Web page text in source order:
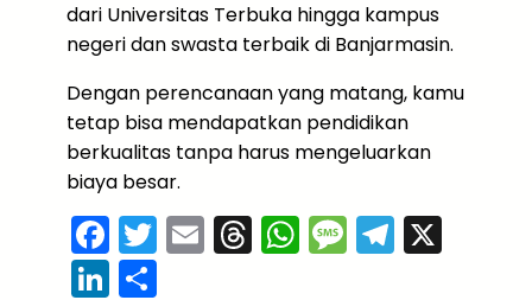
dari Universitas Terbuka hingga kampus
negeri dan swasta terbaik di Banjarmasin.
Dengan perencanaan yang matang, kamu
tetap bisa mendapatkan pendidikan
berkualitas tanpa harus mengeluarkan
biaya besar.
F
a
T
w
E
m
T
hr
W
h
M
e
T
el
Li